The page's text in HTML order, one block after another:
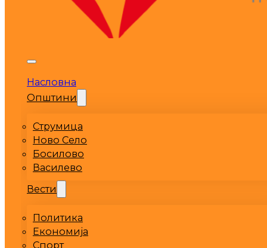
Насловна
Општини
Струмица
Ново Село
Босилово
Василево
Вести
Политика
Економија
Спорт